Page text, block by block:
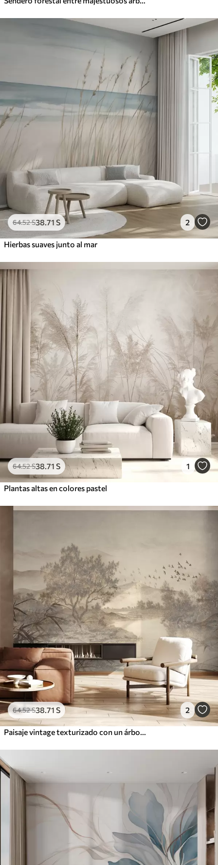
64.52S38 .71 S 2
Hierbas suaves junto al mar
64.52S38 .71 S 1
Plantas altas en colores pastel
64.52S38 .71 S 2